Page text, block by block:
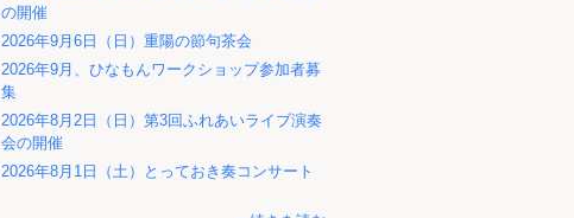
の開催
2026年9月6日（日）重陽の節句茶会
2026年9月、ひなもんワークショップ参加者募
集
2026年8月2日（日）第3回ふれあいライブ演奏
会の開催
2026年8月1日（土）とっておき奏コンサート